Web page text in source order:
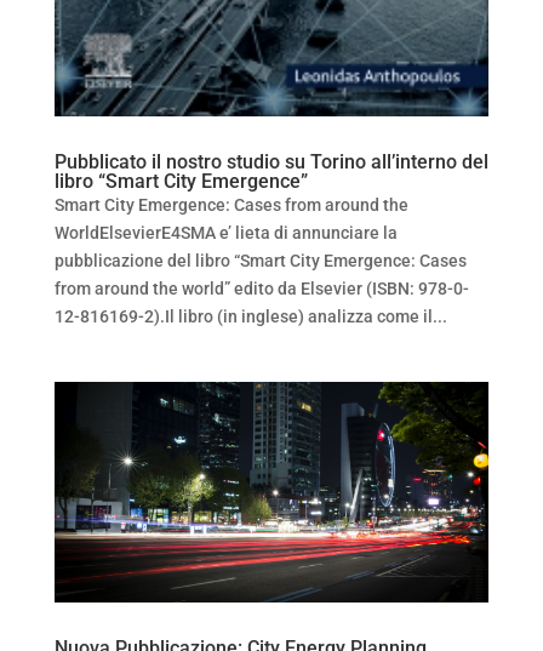
Pubblicato il nostro studio su Torino all’interno del
libro “Smart City Emergence”
Smart City Emergence: Cases from around the
WorldElsevierE4SMA e’ lieta di annunciare la
pubblicazione del libro “Smart City Emergence: Cases
from around the world” edito da Elsevier (ISBN: 978-0-
12-816169-2).Il libro (in inglese) analizza come il...